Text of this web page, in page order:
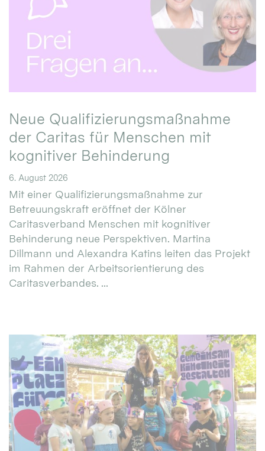
Neue Qualifizierungsmaßnahme
der Caritas für Menschen mit
kognitiver Behinderung
6. August 2026
Mit einer Qualifizierungsmaßnahme zur
Betreuungskraft eröffnet der Kölner
Caritasverband Menschen mit kognitiver
Behinderung neue Perspektiven. Martina
Dillmann und Alexandra Katins leiten das Projekt
im Rahmen der Arbeitsorientierung des
Caritasverbandes. ...